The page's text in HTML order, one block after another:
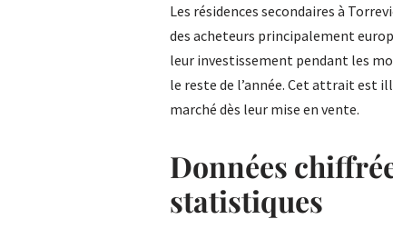
Les résidences secondaires à
des acheteurs principalement
leur investissement pendant les
le reste de l’année. Cet attrait est
marché dès leur mise en vente.
Données
statistiques